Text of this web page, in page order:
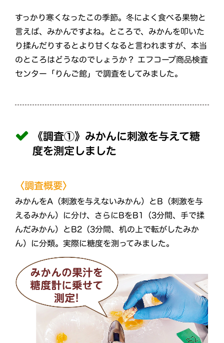
すっかり寒くなったこの季節。冬によく食べる果物と
言えば、みかんですよね。ところで、みかんを叩いた
り揉んだりするとより甘くなると言われますが、本当
のところはどうなのでしょうか？ エフコープ商品検査
センター「りんご館」で調査をしてみました。
《調査①》みかんに刺激を与えて糖
度を測定しました
〈調査概要〉
みかんをA（刺激を与えないみかん）とB（刺激を与
えるみかん）に分け、さらにBをB1（3分間、手で揉
んだみかん）とB2（3分間、机の上で転がしたみか
ん）に分類。実際に糖度を測ってみました。